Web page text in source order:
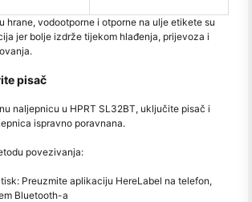
hrane, vodootporne i otporne na ulje etikete su
jer bolje izdrže tijekom hlađenja, prijevoza i
pisač
naljepnicu u HPRT SL32BT, uključite pisač i
ispravno poravnana.
povezivanja:
tisk: Preuzmite aplikaciju HereLabel na telefon,
Bluetooth-a